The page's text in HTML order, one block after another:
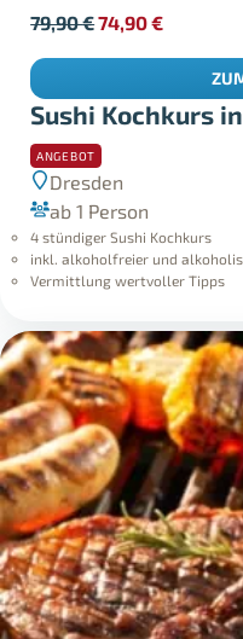
Sushi Kochkurs
ANGEBOT
Dresden
ab 1 Person
4 stündiger Sushi Kochkurs
inkl. alkoholfreier und
Vermittlung wertvoller Tipps
79,90€74,90€